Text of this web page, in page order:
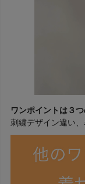
ワンポイントは３
刺繍デザイン違い